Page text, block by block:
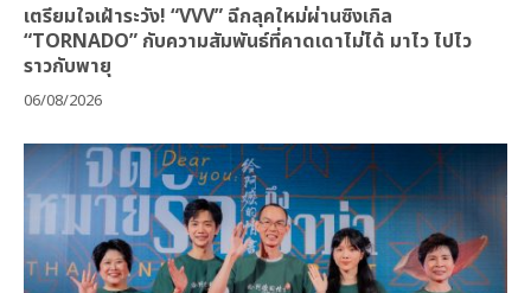
เตรียมใจเฝ้าระวัง! “VVV” ฉีกลุคใหม่ผ่านซิงเกิล
“TORNADO” กับความสัมพันธ์ที่คาดเดาไม่ได้ มาไว ไปไว
ราวกับพายุ
06/08/2026